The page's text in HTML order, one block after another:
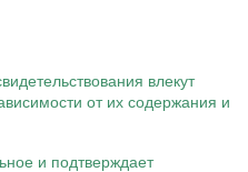
влекут
от их содержания и
и подтверждает